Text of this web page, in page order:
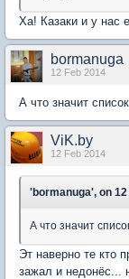
Ха! Казаки и у нас
bormanuga
12 Feb 2014
А что значит
ViK.by
12 Feb 2014
'bormanuga', on
А что значит
Эт наверно те кто
зажал и недонёс...